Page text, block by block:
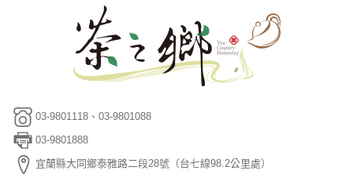
03-9801118、03-9801088
03-9801888
宜蘭縣大同鄉泰雅路二段28號（台七線98.2公里處）